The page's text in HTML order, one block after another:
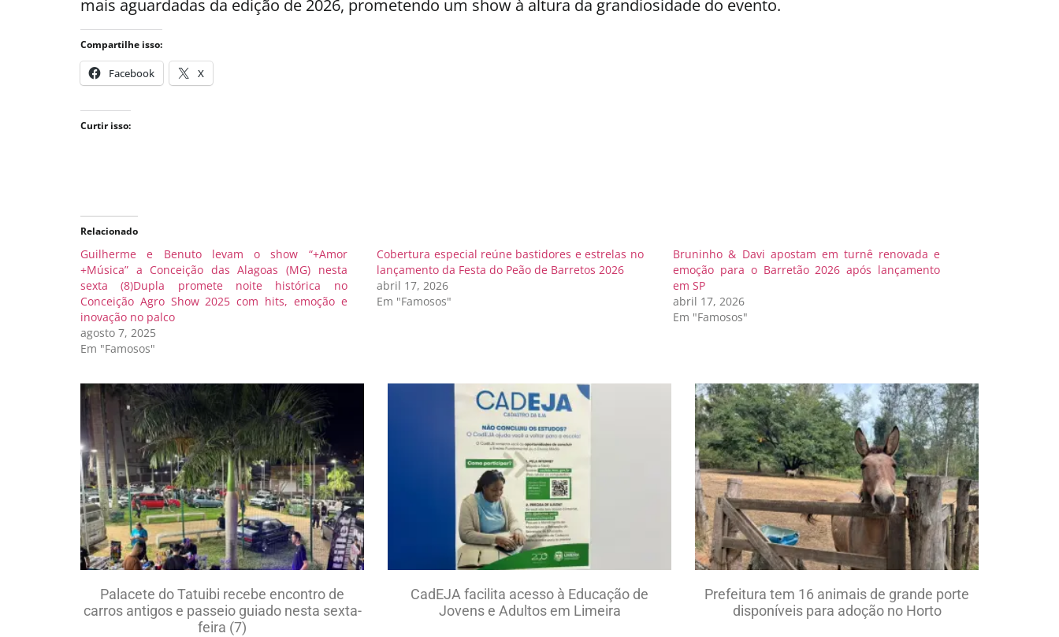
mais aguardadas da edição de 2026, prometendo um show à altura da grandiosidade do evento.
Compartilhe isso:
Facebook X
Curtir isso:
Relacionado
Guilherme e Benuto levam o show “+Amor
+Música” a Conceição das Alagoas (MG) nesta
sexta (8)Dupla promete noite histórica no
Conceição Agro Show 2025 com hits, emoção e
inovação no palco
agosto 7, 2025
Em "Famosos"
Cobertura especial reúne bastidores e estrelas no
lançamento da Festa do Peão de Barretos 2026
abril 17, 2026
Em "Famosos"
Bruninho & Davi apostam em turnê renovada e
emoção para o Barretão 2026 após lançamento
em SP
abril 17, 2026
Em "Famosos"
Palacete do Tatuibi recebe encontro de
carros antigos e passeio guiado nesta sexta-
feira (7)
CadEJA facilita acesso à Educação de
Jovens e Adultos em Limeira
Prefeitura tem 16 animais de grande porte
disponíveis para adoção no Horto